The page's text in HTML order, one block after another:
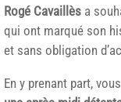
Rogé Cavaillès a
qui ont marqué son
et sans obligation
En y prenant part,